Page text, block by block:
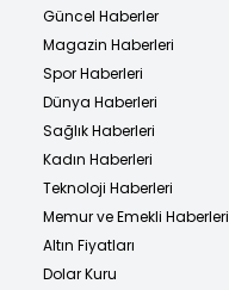
Güncel Haberler
Magazin Haberleri
Spor Haberleri
Dünya Haberleri
Sağlık Haberleri
Kadın Haberleri
Teknoloji Haberleri
Memur ve Emekli Haberleri
Altın Fiyatları
Dolar Kuru